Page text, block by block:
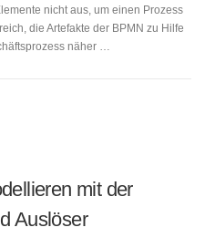
nicht aus, um einen Prozess
die Artefakte der BPMN zu Hilfe
näher …
mit der
Auslöser